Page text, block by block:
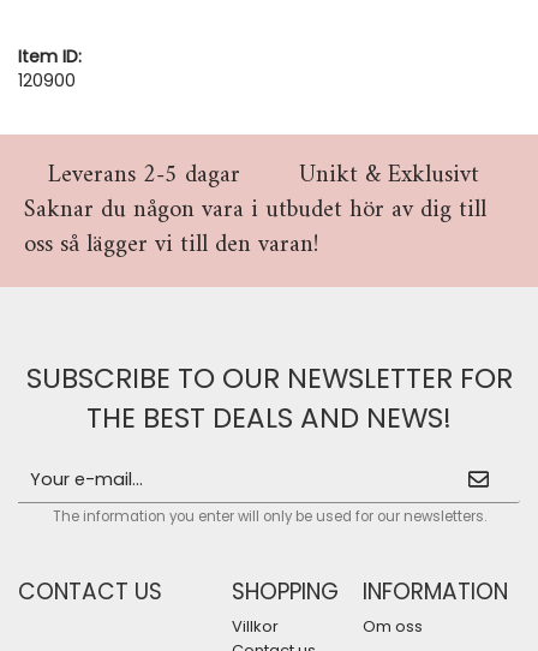
Item ID:
120900
Leverans 2-5 dagar
Unikt & Exklusivt
Saknar du någon vara i utbudet hör av dig till
oss så lägger vi till den varan!
SUBSCRIBE TO OUR NEWSLETTER FOR
THE BEST DEALS AND NEWS!
The information you enter will only be used for our newsletters.
CONTACT US SHOPPING
Villkor
INFORMATION
Om oss